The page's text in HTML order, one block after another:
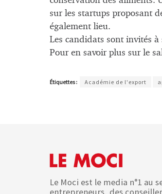
sur les startups proposant
également lieu.
Les candidats sont invités à
Pour en savoir plus sur le
Étiquettes : Académie de l'export
Le Moci est le media n°1 au
entrepreneurs, des